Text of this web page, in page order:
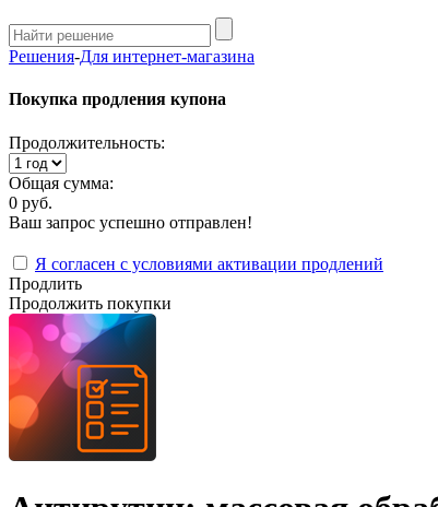
Решения-Для интернет-магазина
Покупка продления купона
Продолжительность:
Общая сумма:
0 руб.
Ваш запрос успешно отправлен!
Я согласен с условиями активации продлений
Продлить
Продолжить покупки